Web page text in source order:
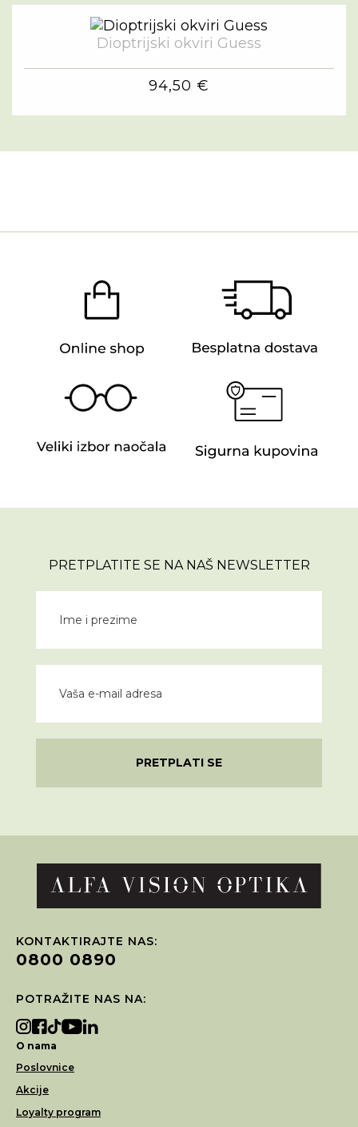
Dioptrijski okviri Guess
94,50 €
PRETPLATITE SE NA NAŠ NEWSLETTER
PRETPLATI SE
KONTAKTIRAJTE NAS:
0800 0890
POTRAŽITE NAS NA:
O nama
Poslovnice
Akcije
Loyalty program